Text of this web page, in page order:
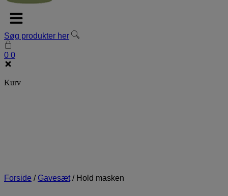
Søg produkter her
0 0
Kurv
Forside / Gavesæt/ Hold masken